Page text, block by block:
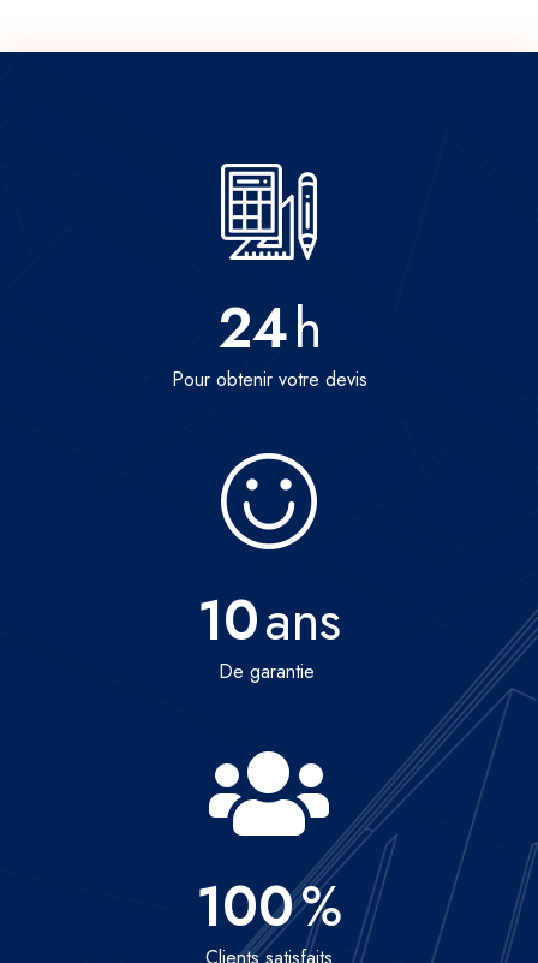
24h
Pour obtenir votre devis
10ans
De garantie
100%
Clients satisfaits